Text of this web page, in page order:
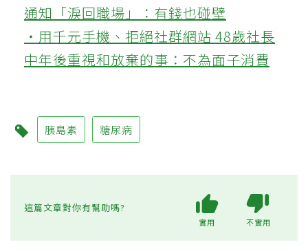
通知「淚回職場」：有錢也碰壁
‧用千元手機、拒絕社群網站 48歲社長
中年後重視和放棄的事：不為面子消費
胰島素 糖尿病
這篇文章對你有幫助嗎?
實用 不實用